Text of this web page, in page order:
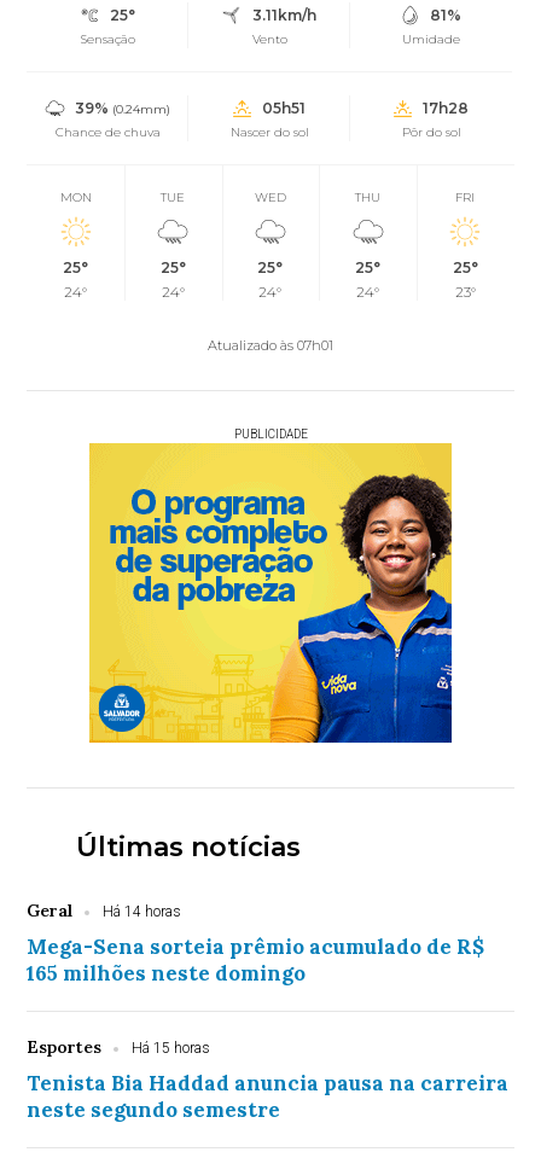
25°
Sensação
3.11km/h
Vento
81%
Umidade
39% (0.24mm)
Chance de chuva
05h51
Nascer do sol
17h28
Pôr do sol
MON
25°
24°
TUE
25°
24°
WED
25°
24°
THU
25°
24°
FRI
25°
23°
Atualizado às 07h01
PUBLICIDADE
Últimas notícias
Geral Há 14 horas
Mega-Sena sorteia prêmio acumulado de R$
165 milhões neste domingo
Esportes Há 15 horas
Tenista Bia Haddad anuncia pausa na carreira
neste segundo semestre